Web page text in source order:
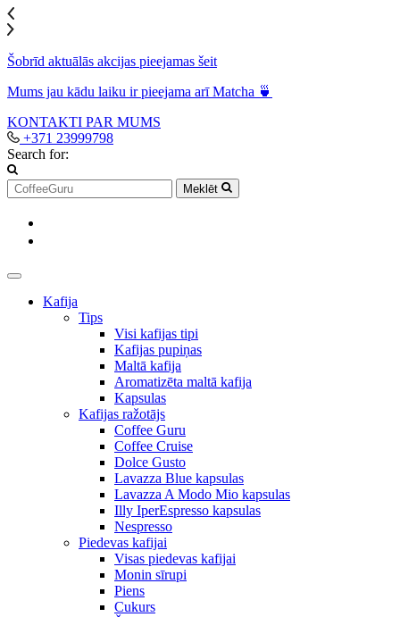
Šobrīd aktuālās akcijas pieejamas šeit
Mums jau kādu laiku ir pieejama arī Matcha 🍵
KONTAKTI PAR MUMS
+371 23999798
Search for:
Meklēt
Kafija
Tips
Visi kafijas tipi
Kafijas pupiņas
Maltā kafija
Aromatizēta maltā kafija
Kapsulas
Kafijas ražotājs
Coffee Guru
Coffee Cruise
Dolce Gusto
Lavazza Blue kapsulas
Lavazza A Modo Mio kapsulas
Illy IperEspresso kapsulas
Nespresso
Piedevas kafijai
Visas piedevas kafijai
Monin sīrupi
Piens
Cukurs